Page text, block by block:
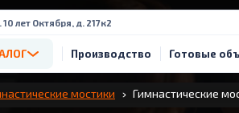
10 лет Октября, д. 217к2
Производство Готовые
мостики Гимнастические